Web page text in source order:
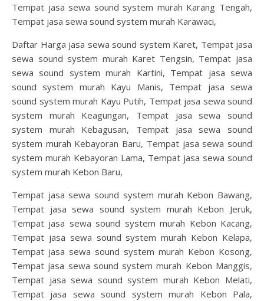
Tempat jasa sewa sound system murah Karang Tengah,
Tempat jasa sewa sound system murah Karawaci,
Daftar Harga jasa sewa sound system Karet, Tempat jasa
sewa sound system murah Karet Tengsin, Tempat jasa
sewa sound system murah Kartini, Tempat jasa sewa
sound system murah Kayu Manis, Tempat jasa sewa
sound system murah Kayu Putih, Tempat jasa sewa sound
system murah Keagungan, Tempat jasa sewa sound
system murah Kebagusan, Tempat jasa sewa sound
system murah Kebayoran Baru, Tempat jasa sewa sound
system murah Kebayoran Lama, Tempat jasa sewa sound
system murah Kebon Baru,
Tempat jasa sewa sound system murah Kebon Bawang,
Tempat jasa sewa sound system murah Kebon Jeruk,
Tempat jasa sewa sound system murah Kebon Kacang,
Tempat jasa sewa sound system murah Kebon Kelapa,
Tempat jasa sewa sound system murah Kebon Kosong,
Tempat jasa sewa sound system murah Kebon Manggis,
Tempat jasa sewa sound system murah Kebon Melati,
Tempat jasa sewa sound system murah Kebon Pala,